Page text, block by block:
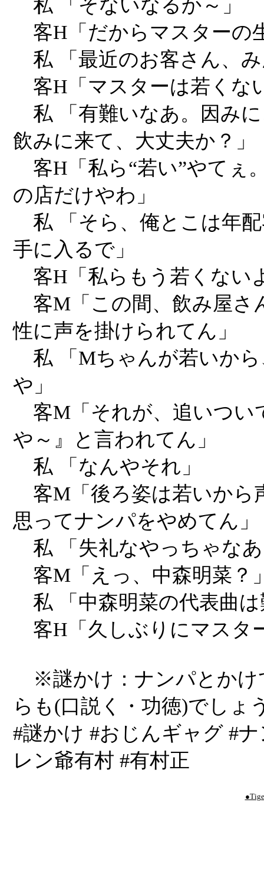
私 「そないなるか～」
客H「だからマスターの
私 「最近のお客さん、
客H「マスターは若くな
私 「有難いなあ。因み
飲みに来て、大丈夫か？」
客H「私ら“若い”やてぇ
の店だけやわ」
私 「そら、俺とこは年
手に入るで」
客H「私らもう若くない
客M「この間、飲み屋さ
性に声を掛けられてん」
私 「Mちゃんが若いか
や」
客M「それが、追いつい
や～』と言われてん」
私 「なんやそれ」
客M「後ろ姿は若いから
思ってナンパをやめてん」
私 「失礼なやっちゃな
客M「えっ、中森明菜？
私 「中森明菜の代表曲
客H「久しぶりにマスタ
※謎かけ：ナンパとかけ
らも(口説く・功徳)でしょ
#謎かけ #おじんギャグ #
レン爺有村 #有村正